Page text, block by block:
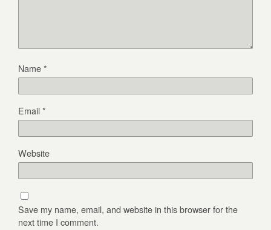
Name*
Email*
Website
Save my name, email, and website in this browser for the
next time I comment.